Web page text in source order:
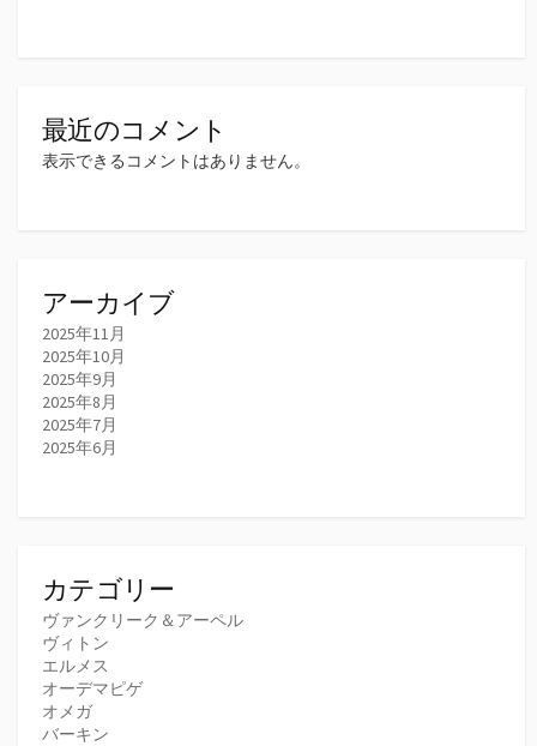
最近のコメント
表示できるコメントはありません。
アーカイブ
2025年11月
2025年10月
2025年9月
2025年8月
2025年7月
2025年6月
カテゴリー
ヴァンクリーク＆アーペル
ヴィトン
エルメス
オーデマピゲ
オメガ
バーキン